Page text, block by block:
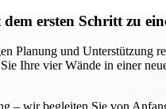
ersten Schritt zu
Planung und Unterstützung
Ihre vier Wände in einer